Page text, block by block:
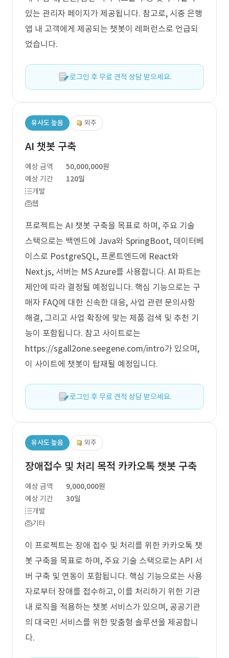
있는 관리자 페이지가 제공됩니다. 참고로, 시중 은행
앱 내 고객에게 제공되는 챗봇이 레퍼런스로 언급되
었습니다.
로그인 후 무료 견적 상담 받으세요.
유사도 높음 외주
AI 챗봇 구축
예상 금액
50,000,000원
예상 기간
120일
개발
웹
프로젝트는 AI 챗봇 구축을 목표로 하며, 주요 기술
스택으로는 백엔드에 Java와 SpringBoot, 데이터베
이스로 PostgreSQL, 프론트엔드에 React와
Next.js, 서버는 MS Azure를 사용합니다. AI 파트는
제안에 따라 결정될 예정입니다. 핵심 기능으로는 구
매자 FAQ에 대한 신속한 대응, 사업 관련 문의사항
해결, 그리고 사업 확장에 맞는 제품 검색 및 추천 기
능이 포함됩니다. 참고 사이트로는
https://sgall2one.seegene.com/intro가 있으며,
이 사이트에 챗봇이 탑재될 예정입니다.
로그인 후 무료 견적 상담 받으세요.
유사도 높음 외주
장애접수 및 처리 목적 카카오톡 챗봇 구축
예상 금액
9,000,000원
예상 기간
30일
개발
기타
이 프로젝트는 장애 접수 및 처리를 위한 카카오톡 챗
봇 구축을 목표로 하며, 주요 기술 스택으로는 API 서
버 구축 및 연동이 포함됩니다. 핵심 기능으로는 사용
자로부터 장애를 접수하고, 이를 처리하기 위한 기관
내 로직을 적용하는 챗봇 서비스가 있으며, 공공기관
의 대국민 서비스를 위한 맞춤형 솔루션을 제공합니
다.